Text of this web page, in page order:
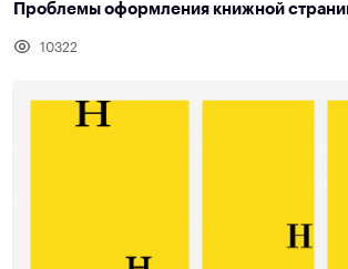
Проблемы оформления книжной
10322